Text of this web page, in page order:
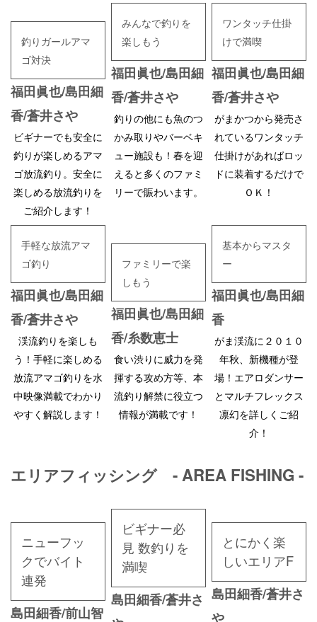
釣りガールアマ
ゴ対決
福田眞也/島田細
香/蒼井さや
ビギナーでも安全に
釣りが楽しめるアマ
ゴ放流釣り。安全に
楽しめる放流釣りを
ご紹介します！
みんなで釣りを
楽しもう
福田眞也/島田細
香/蒼井さや
釣りの他にも魚のつ
かみ取りやバーベキ
ュー施設も！春を迎
えると多くのファミ
リーで賑わいます。
ワンタッチ仕掛
けで満喫
福田眞也/島田細
香/蒼井さや
がまかつから発売さ
れているワンタッチ
仕掛けがあればロッ
ドに装着するだけで
ＯＫ！
手軽な放流アマ
ゴ釣り
福田眞也/島田細
香/蒼井さや
渓流釣りを楽しも
う！手軽に楽しめる
放流アマゴ釣りを水
中映像満載でわかり
やすく解説します！
ファミリーで楽
しもう
福田眞也/島田細
香/糸数恵士
食い渋りに威力を発
揮する攻め方等、本
流釣り解禁に役立つ
情報が満載です！
基本からマスタ
ー
福田眞也/島田細
香
がま渓流に２０１０
年秋、新機種が登
場！エアロダンサー
とマルチフレックス
凛幻を詳しくご紹
介！
エリアフィッシング - AREA FISHING -
ニューフッ
クでバイト
連発
島田細香/前山智
ビギナー必
見 数釣りを
満喫
島田細香/蒼井さ
とにかく楽
しいエリアF
島田細香/蒼井さ
や